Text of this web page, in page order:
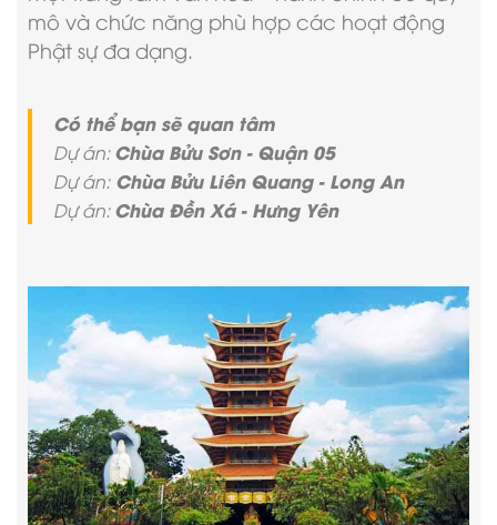
mô và chức năng phù hợp các hoạt động
Phật sự đa dạng.
Có thể bạn sẽ quan tâm
Dự án:Chùa Bửu Sơn - Quận 05
Dự án: Chùa Bửu Liên Quang - Long An
Dự án:Chùa Đền Xá - Hưng Yên